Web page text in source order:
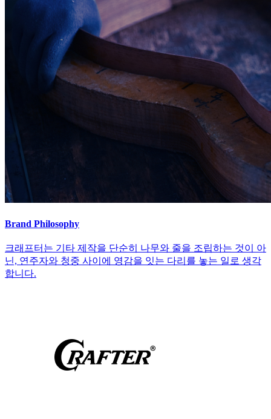
Brand Philosophy
크래프터는 기타 제작을 단순히 나무와 줄을 조립하는 것이 아
닌, 연주자와 청중 사이에 영감을 잇는 다리를 놓는 일로 생각
합니다.